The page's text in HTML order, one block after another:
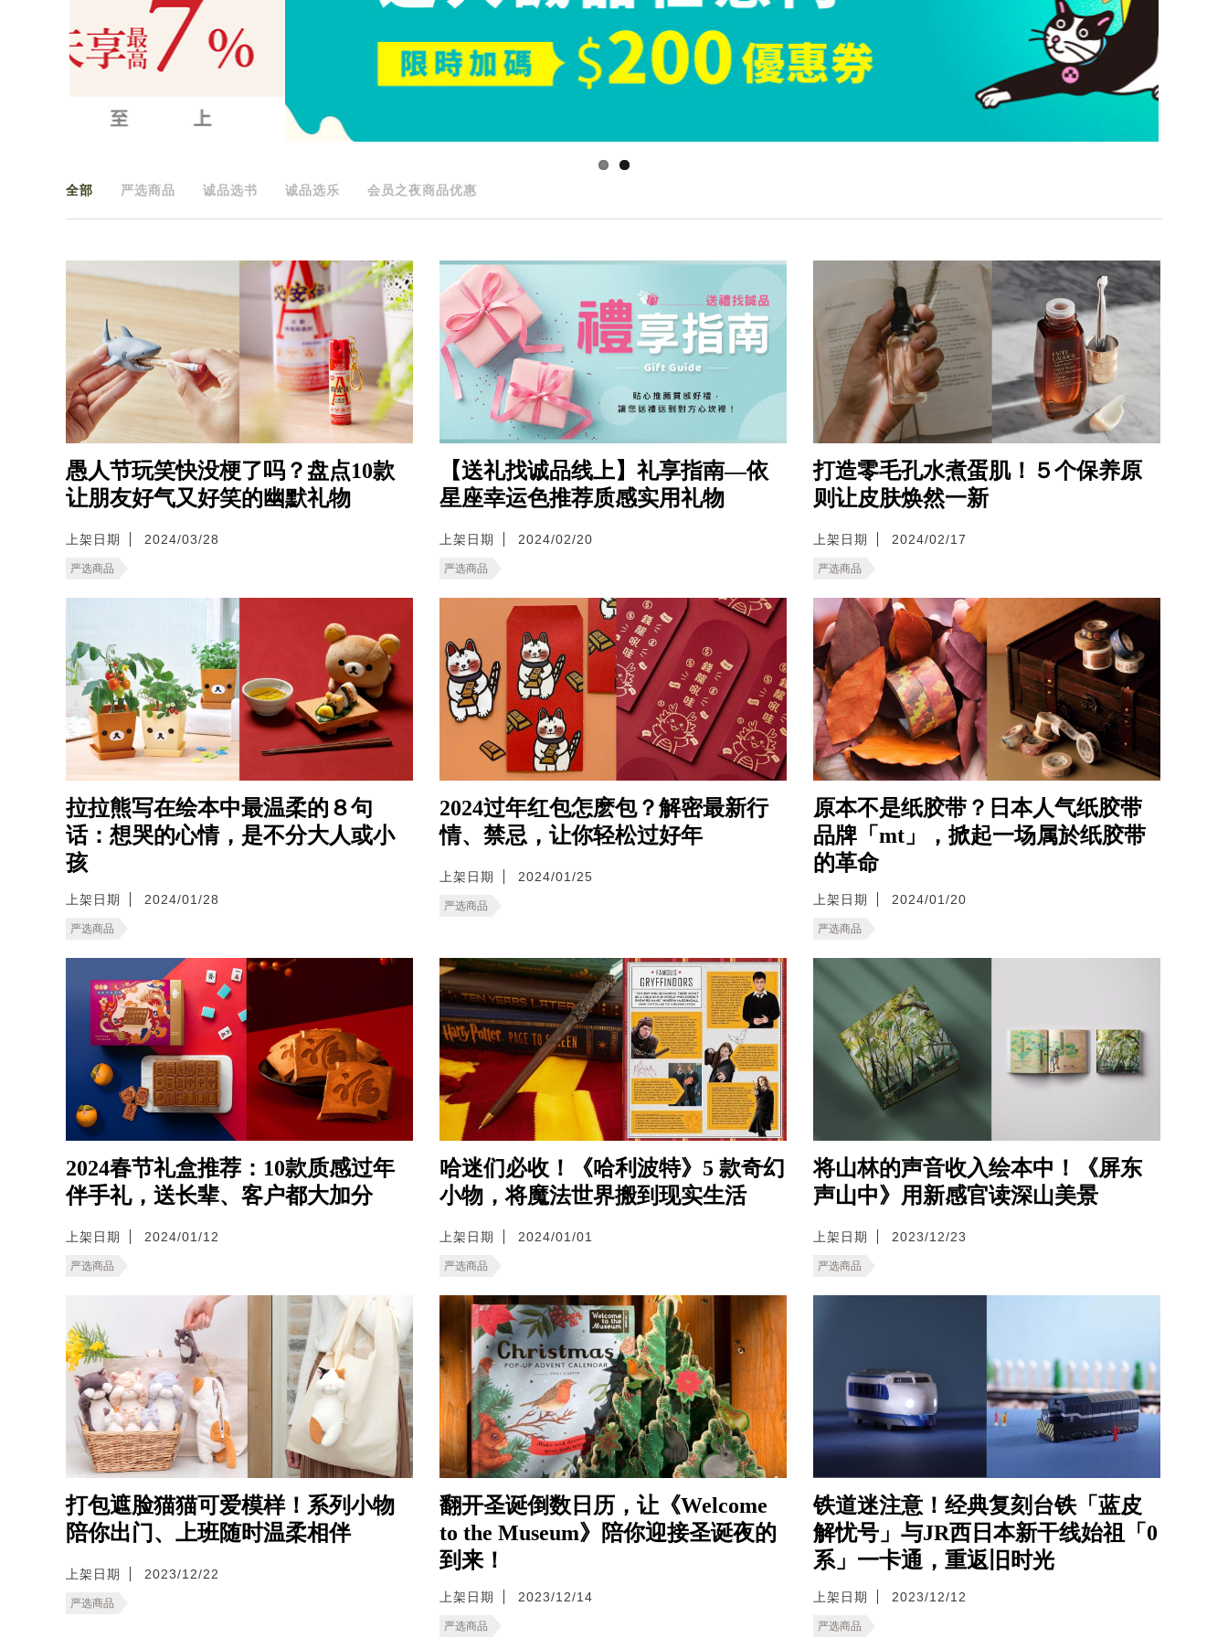
全部 严选商品 诚品选书 诚品选乐 会员之夜商品优惠
愚人节玩笑快没梗了吗？盘点10款
让朋友好气又好笑的幽默礼物
上架日期 2024/03/28
严选商品
【送礼找诚品线上】礼享指南—依
星座幸运色推荐质感实用礼物
上架日期 2024/02/20
严选商品
打造零毛孔水煮蛋肌！５个保养原
则让皮肤焕然一新
上架日期 2024/02/17
严选商品
拉拉熊写在绘本中最温柔的８句
话：想哭的心情，是不分大人或小
孩
上架日期 2024/01/28
严选商品
2024过年红包怎麽包？解密最新行
情、禁忌，让你轻松过好年
上架日期 2024/01/25
严选商品
原本不是纸胶带？日本人气纸胶带
品牌「mt」，掀起一场属於纸胶带
的革命
上架日期 2024/01/20
严选商品
2024春节礼盒推荐：10款质感过年
伴手礼，送长辈、客户都大加分
上架日期 2024/01/12
严选商品
哈迷们必收！《哈利波特》5 款奇幻
小物，将魔法世界搬到现实生活
上架日期 2024/01/01
严选商品
将山林的声音收入绘本中！《屏东
声山中》用新感官读深山美景
上架日期 2023/12/23
严选商品
打包遮脸猫猫可爱模样！系列小物
陪你出门、上班随时温柔相伴
上架日期 2023/12/22
严选商品
翻开圣诞倒数日历，让《Welcome
to the Museum》陪你迎接圣诞夜的
到来！
上架日期 2023/12/14
严选商品
铁道迷注意！经典复刻台铁「蓝皮
解忧号」与JR西日本新干线始祖「0
系」一卡通，重返旧时光
上架日期 2023/12/12
严选商品